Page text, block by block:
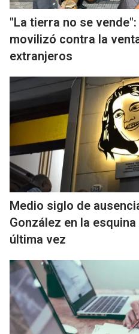
"La tierra no se
movilizó contra la
extranjeros
Medio siglo de
González en la
última vez